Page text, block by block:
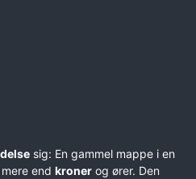
sig: En gammel mappe i en
end kroner og ører. Den